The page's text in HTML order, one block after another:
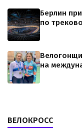
Берлин
по
на
ВЕЛОКРОСС